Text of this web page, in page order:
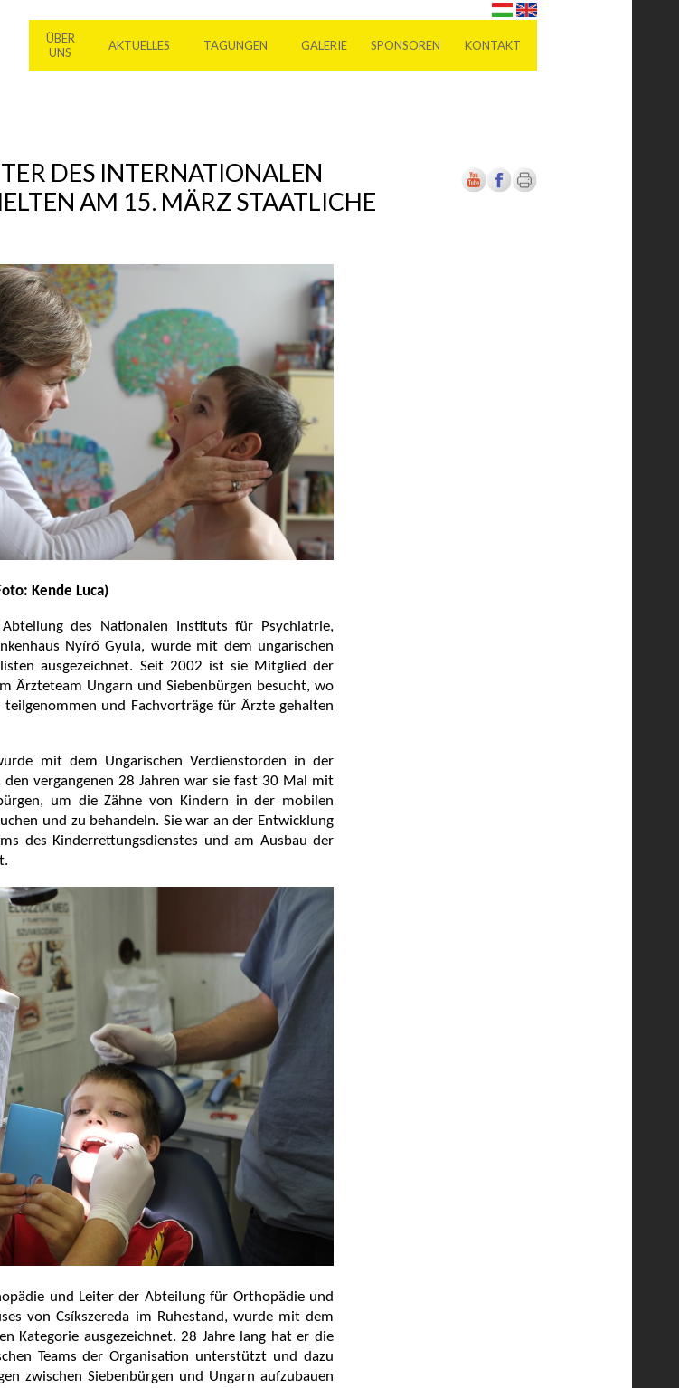
ÜBER
UNS
AKTUELLES TAGUNGEN GALERIE SPONSOREN KONTAKT
DES INTERNATIONALEN
AM 15. MÄRZ STAATLICHE
Kende Luca)
des Nationalen Instituts für Psychiatrie,
Nyírő Gyula, wurde mit dem ungarischen
ausgezeichnet. Seit 2002 ist sie Mitglied der
Ärzteteam Ungarn und Siebenbürgen besucht, wo
und Fachvorträge für Ärzte gehalten
mit dem Ungarischen Verdienstorden in der
den vergangenen 28 Jahren war sie fast 30 Mal mit
um die Zähne von Kindern in der mobilen
und zu behandeln. Sie war an der Entwicklung
des Kinderrettungsdienstes und am Ausbau der
und Leiter der Abteilung für Orthopädie und
von Csíkszereda im Ruhestand, wurde mit dem
Kategorie ausgezeichnet. 28 Jahre lang hat er die
Teams der Organisation unterstützt und dazu
zwischen Siebenbürgen und Ungarn aufzubauen